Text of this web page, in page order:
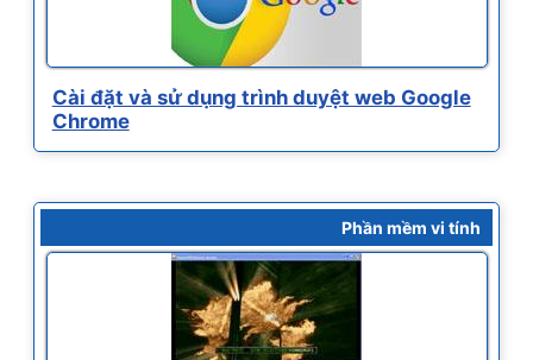
Cài đặt và sử dụng trình duyệt web Google
Chrome
Phần mềm vi tính